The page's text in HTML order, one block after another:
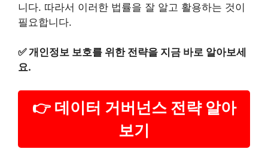
니다. 따라서 이러한 법률을 잘 알고 활용하는 것이
필요합니다.
✅개인정보 보호를 위한 전략을 지금 바로 알아보세
요.
👉 데이터 거버넌스 전략 알아
보기